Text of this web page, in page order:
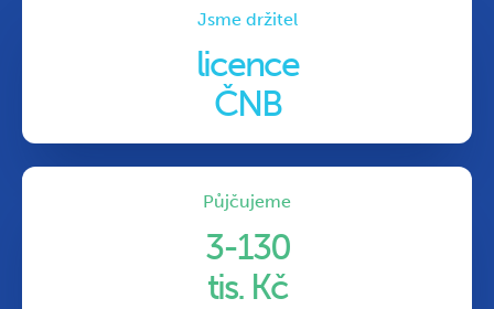
Jsme držitel
licence
ČNB
Půjčujeme
3-130
tis. Kč